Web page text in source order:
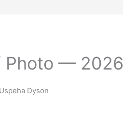
— 2026
Dyson